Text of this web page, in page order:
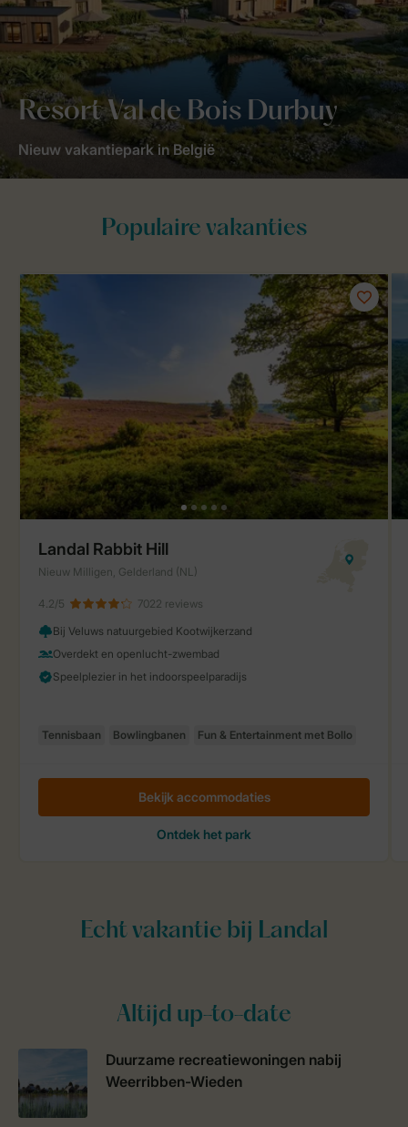
Resort Val de Bois Durbuy
Nieuw vakantiepark in België
Altijd up-to-date
Duurzame recreatiewoningen nabij
Weerribben-Wieden